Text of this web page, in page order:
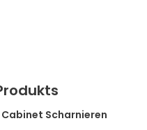
Scharnieren